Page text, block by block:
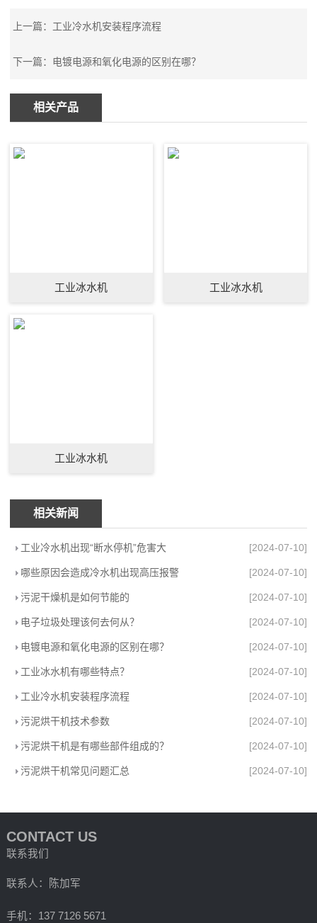
上一篇：工业冷水机安装程序流程
下一篇：电镀电源和氧化电源的区别在哪？
相关产品
工业冰水机 工业冰水机
工业冰水机
相关新闻
工业冷水机出现“断水停机”危害大 [2024-07-10]
哪些原因会造成冷水机出现高压报警 [2024-07-10]
污泥干燥机是如何节能的 [2024-07-10]
电子垃圾处理该何去何从？ [2024-07-10]
电镀电源和氧化电源的区别在哪？ [2024-07-10]
工业冰水机有哪些特点？ [2024-07-10]
工业冷水机安装程序流程 [2024-07-10]
污泥烘干机技术参数 [2024-07-10]
污泥烘干机是有哪些部件组成的？ [2024-07-10]
污泥烘干机常见问题汇总 [2024-07-10]
CONTACT US
联系我们
联系人：陈加军
手机：137 7126 5671